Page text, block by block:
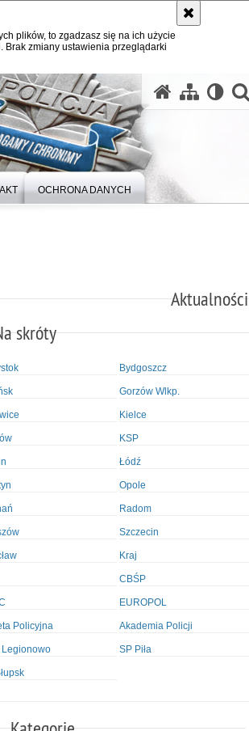
plików, to zgadzasz się na ich użycie
zmiany ustawienia przeglądarki
OCHRONA DANYCH
Aktualności
skróty
Bydgoszcz
Gorzów Wlkp.
Kielce
KSP
Łódź
Opole
Radom
Szczecin
Kraj
CBŚP
EUROPOL
Policyjna Akademia Policji
Legionowo SP Piła